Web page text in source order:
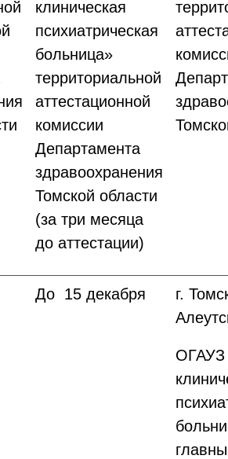
клиническая
психиатрическая
больница»
территориальной
аттестационной
комиссии
Департамента
здравоохранения
Томской области
(за три месяца
до аттестации)
До 15 декабря
г.
ОГАУЗ